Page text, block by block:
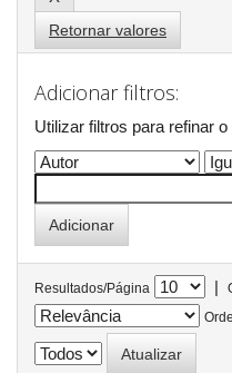
Retornar valores
Adicionar filtros:
Utilizar filtros para refinar
Resultados/Página |